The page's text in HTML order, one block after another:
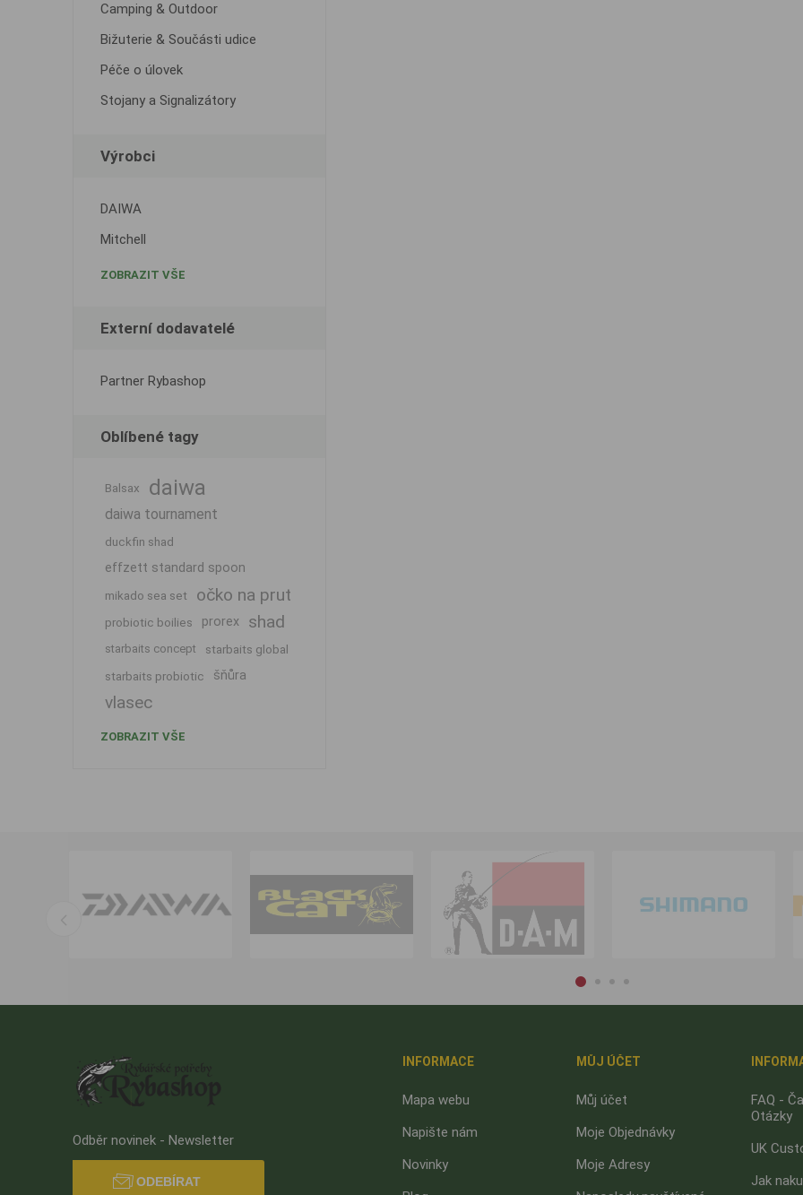
Camping & Outdoor
Bižuterie & Součásti udice
Péče o úlovek
Stojany a Signalizátory
Výrobci
DAIWA
Mitchell
ZOBRAZIT VŠE
Externí dodavatelé
Partner Rybashop
Oblíbené tagy
Balsax daiwa
daiwa tournament
duckfin shad
effzett standard spoon
mikado sea set očko na prut
probiotic boilies prorex shad
starbaits concept
starbaits global
starbaits probiotic
šňůra
vlasec
ZOBRAZIT VŠE
Odběr novinek - Newsletter
ODEBÍRAT
INFORMACE
Mapa webu
Napište nám
Novinky
MŮJ ÚČET
Můj účet
Moje Objednávky
Moje Adresy
FAQ -
Otázky
UK
Jak